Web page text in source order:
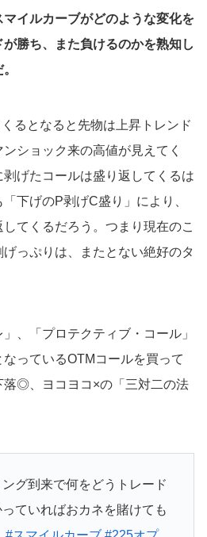
マイルカーブがどのような変化を
勝ち、また負けるのかを熟知し
るとなると先物は上昇トレンド
ショック来の高値が見えてく
げたコールは盛り返してくるは
下げのP剥げC盛り」により、
てくるだろう。つまり現在のこ
っぷりは、またとない絶好のタ
、「プロテクティブ・コール」
っているOTMコールを買って
◎、ヨコヨコ×の「三対二の法
グ到来で何をどうトレード
ていればおカネを賭けても